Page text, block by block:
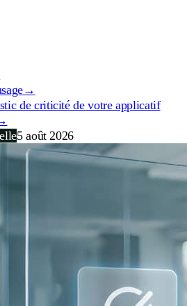
→
de criticité de votre applicatif
5 août 2026